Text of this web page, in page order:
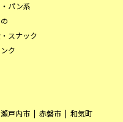
パン系
スナック
ク
瀬戸内市 赤磐市
和気町